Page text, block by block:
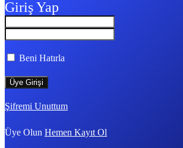
Giriş Yap
Beni Hatırla
Şifremi Unuttum
Üye Olun Hemen Kayıt Ol